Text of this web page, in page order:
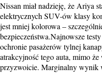
Nissan miał nadzieję, że Ariya
elektrycznych SUV-ów klasy
jest mniej kolorowa –
bezpieczeństwa.Najnowsze
ochronie pasażerów tylnej
atrakcyjność tego auta, mimo
przyzwoicie. Marginalny